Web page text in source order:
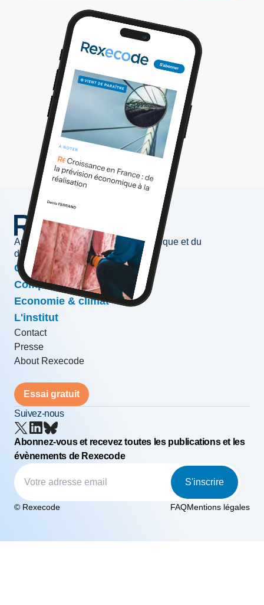
Au service de l'information économique et du
développement des entreprises
Conjoncture & prévisions
Compétitivité & croissance
Economie & climat
L'institut
Contact
Presse
About Rexecode
Essai gratuit
Suivez-nous
Abonnez-vous et recevez toutes les publications et les
évènements de Rexecode
S'inscrire
© Rexecode FAQMentions légales